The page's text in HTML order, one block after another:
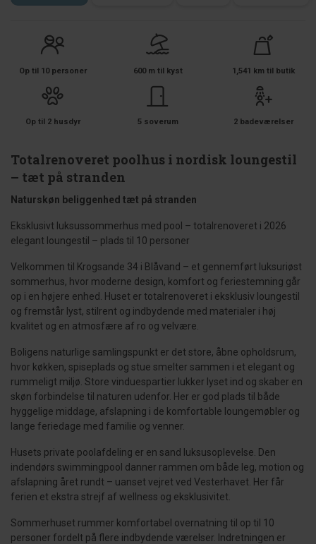
Op til 10 personer 600 m til kyst 1,541 km til butik
Op til 2 husdyr 5 soverum 2 badeværelser
Totalrenoveret poolhus i nordisk loungestil
– tæt på stranden
Naturskøn beliggenhed tæt på stranden
Eksklusivt luksussommerhus med pool – totalrenoveret i 2026
elegant loungestil – plads til 10 personer
Velkommen til Krogsande 34 i Blåvand – et gennemført luksuriøst
sommerhus, hvor moderne design, komfort og feriestemning går
op i en højere enhed. Huset er totalrenoveret i eksklusiv loungestil
og fremstår lyst, stilrent og indbydende med materialer i høj
kvalitet og en atmosfære af ro og velvære.
Boligens naturlige samlingspunkt er det store, åbne opholdsrum,
hvor køkken, spiseplads og stue smelter sammen i et elegant og
rummeligt miljø. Store vinduespartier lukker lyset ind og skaber en
skøn forbindelse til naturen udenfor. Her er god plads til både
hyggelige middage, afslapning i de komfortable loungemøbler og
lange feriedage med familie og venner.
Husets private poolafdeling er en sand luksusoplevelse. Den
indendørs swimmingpool danner rammen om både leg, motion og
afslapning året rundt – uanset vejret ved Vesterhavet. Her får
ferien et ekstra strejf af wellness og eksklusivitet.
Sommerhuset rummer komfortabel overnatning til op til 10
personer fordelt på flere indbydende værelser. Indretningen er